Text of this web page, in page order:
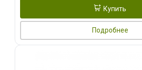
Купить
Подробнее